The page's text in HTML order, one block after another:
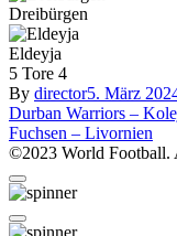
Dreibürgen
Eldeyja
5 Tore 4
By director5. März
Durban Warriors –
Fuchsen – Livornien
©2023 World Football.